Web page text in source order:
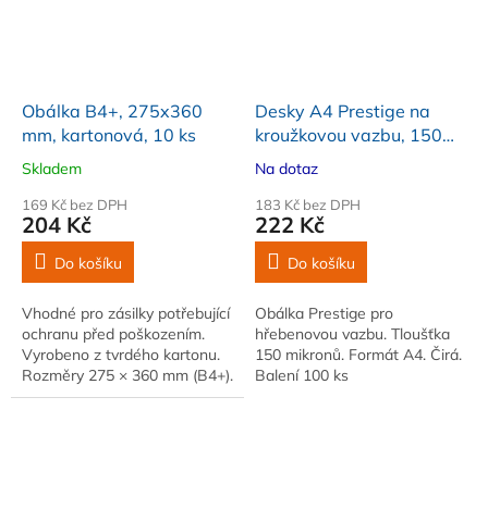
Obálka B4+, 275x360
mm, kartonová, 10 ks
Skladem
169 Kč bez DPH
204 Kč
Do košíku
Vhodné pro zásilky potřebující
ochranu před poškozením.
Vyrobeno z tvrdého kartonu.
Rozměry 275 × 360 mm (B4+).
Barva bílá. Balení 10 ks
Desky A4 Prestige na
kroužkovou vazbu, 150
mikronů, čiré, 100 ks
Na dotaz
183 Kč bez DPH
222 Kč
Do košíku
Obálka Prestige pro
hřebenovou vazbu. Tloušťka
150 mikronů. Formát A4. Čirá.
Balení 100 ks